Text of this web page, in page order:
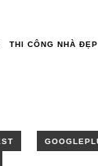
THI CÔNG NHÀ ĐẸP